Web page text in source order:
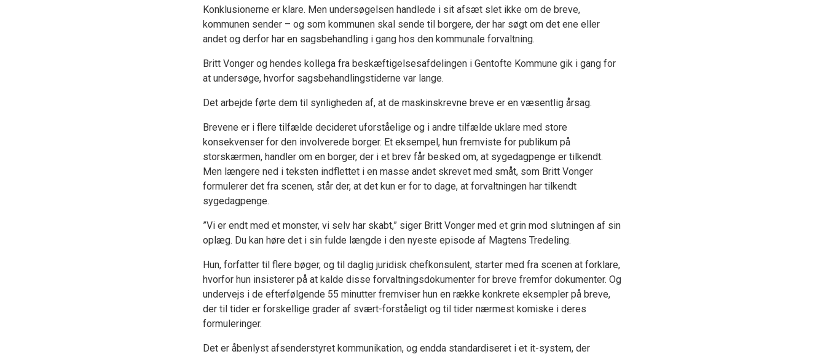
Konklusionerne er klare. Men undersøgelsen handlede i sit afsæt slet ikke om de breve,
kommunen sender – og som kommunen skal sende til borgere, der har søgt om det ene eller
andet og derfor har en sagsbehandling i gang hos den kommunale forvaltning.
Britt Vonger og hendes kollega fra beskæftigelsesafdelingen i Gentofte Kommune gik i gang for
at undersøge, hvorfor sagsbehandlingstiderne var lange.
Det arbejde førte dem til synligheden af, at de maskinskrevne breve er en væsentlig årsag.
Brevene er i flere tilfælde decideret uforståelige og i andre tilfælde uklare med store
konsekvenser for den involverede borger. Et eksempel, hun fremviste for publikum på
storskærmen, handler om en borger, der i et brev får besked om, at sygedagpenge er tilkendt.
Men længere ned i teksten indflettet i en masse andet skrevet med småt, som Britt Vonger
formulerer det fra scenen, står der, at det kun er for to dage, at forvaltningen har tilkendt
sygedagpenge.
”Vi er endt med et monster, vi selv har skabt,” siger Britt Vonger med et grin mod slutningen af sin
oplæg. Du kan høre det i sin fulde længde i den nyeste episode af Magtens Tredeling.
Hun, forfatter til flere bøger, og til daglig juridisk chefkonsulent, starter med fra scenen at forklare,
hvorfor hun insisterer på at kalde disse forvaltningsdokumenter for breve fremfor dokumenter. Og
undervejs i de efterfølgende 55 minutter fremviser hun en række konkrete eksempler på breve,
der til tider er forskellige grader af svært-forståeligt og til tider nærmest komiske i deres
formuleringer.
Det er åbenlyst afsenderstyret kommunikation, og endda standardiseret i et it-system, der